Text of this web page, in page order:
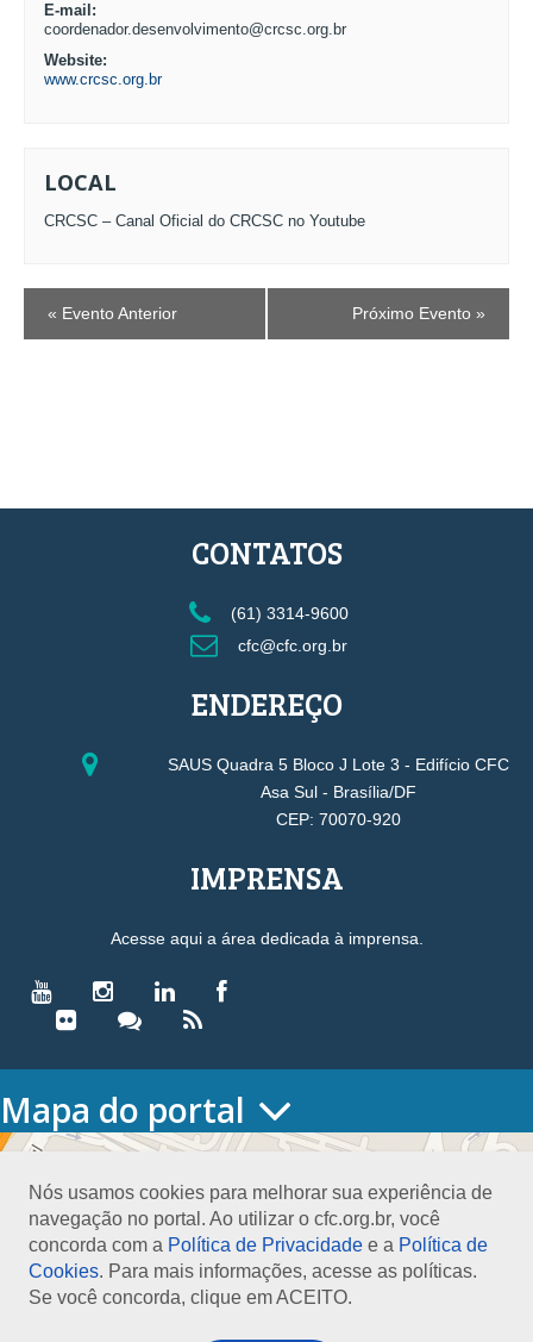
E-mail:
coordenador.desenvolvimento@crcsc.org.br
Website:
www.crcsc.org.br
LOCAL
CRCSC – Canal Oficial do CRCSC no Youtube
EVENTO
NAVEGAÇÃO
« Evento Anterior Próximo Evento »
Nós usamos cookies para melhorar sua experiência de
navegação no portal. Ao utilizar o cfc.org.br, você
concorda com a Política de Privacidade e a Política de
Cookies. Para mais informações, acesse as políticas.
Se você concorda, clique em ACEITO.
CONTATOS
(61) 3314-9600
cfc@cfc.org.br
ENDEREÇO
SAUS Quadra 5 Bloco J Lote 3 - Edifício CFC
Asa Sul - Brasília/DF
CEP: 70070-920
IMPRENSA
Acesse aqui a área dedicada à imprensa.
Mapa do portal
HOME
Conselho Diretor
Nossa Sede
Planejamento
Organograma
Medalha João Lyra